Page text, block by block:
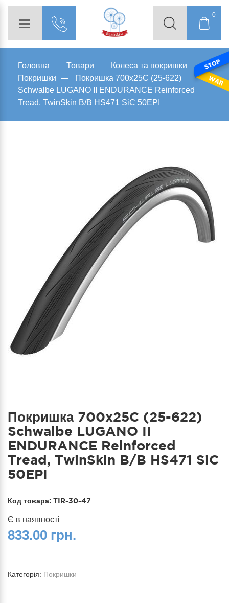
0
Головна Товари
Колеса та покришки
Покришки
Покришка 700x25C (25-622)
Schwalbe LUGANO II ENDURANCE Reinforced
Tread, TwinSkin B/B HS471 SiC 50EPI
Покришка 700x25C (25-622)
Schwalbe LUGANO II
ENDURANCE Reinforced
Tread, TwinSkin B/B HS471 SiC
50EPI
Код товара: TIR-30-47
Є в наявності
833.00 грн.
Категорія: Покришки